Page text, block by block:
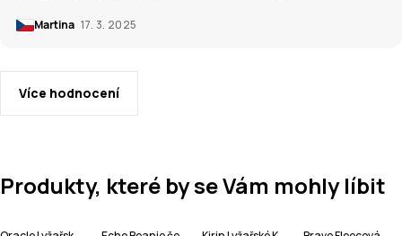
Martina 17. 3. 2025
Více hodnocení
Produkty, které by se Vám mohly líbit